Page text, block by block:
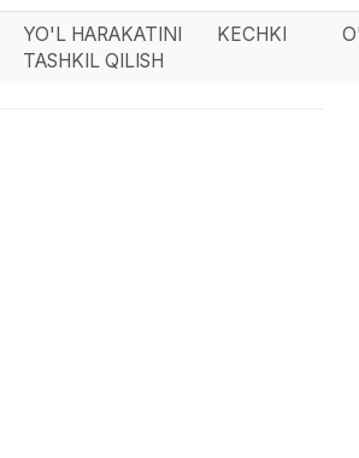
YO'L HARAKATINI
TASHKIL QILISH
KECHKI